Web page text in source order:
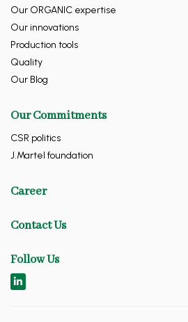
Our ORGANIC expertise
Our innovations
Production tools
Quality
Our Blog
Our Commitments
CSR politics
J.Martel foundation
Career
Contact Us
Follow Us